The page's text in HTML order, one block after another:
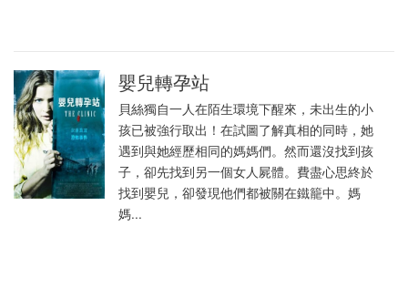
嬰兒轉孕站
貝絲獨自一人在陌生環境下醒來，未出生的小
孩已被強行取出！在試圖了解真相的同時，她
遇到與她經歷相同的媽媽們。然而還沒找到孩
子，卻先找到另一個女人屍體。費盡心思終於
找到嬰兒，卻發現他們都被關在鐵籠中。媽
媽...